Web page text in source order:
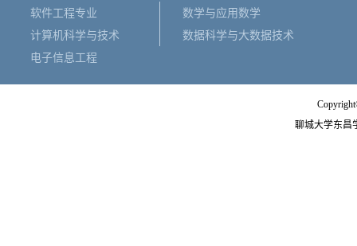
软件工程专业
计算机科学与技术
电子信息工程
数学与应用数学
数据科学与大数据技术
聊城大学东昌